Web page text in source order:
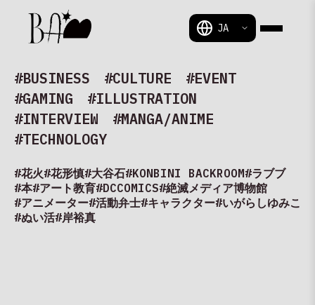
#BUSINESS #CULTURE
#EVENT
#GAMING
#ILLUSTRATION
#INTERVIEW
#MANGA/ANIME
#TECHNOLOGY
#花火#花形慎#大谷石#KONBINI BACKROOM#ラブブ
#本#アート教育#DCCOMICS#絶滅メディア博物館
#アニメーター#活動弁士#キャラクター#いがらしゆみこ
#ぬい活#岸裕真